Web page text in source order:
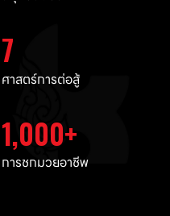
7
ศาสตร์การต่อสู้
1,000
การชกมวยอาชีพ